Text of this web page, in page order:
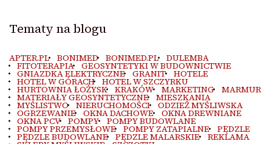
Tematy na blogu
APTER.PL BONIMED BONIMED.PL DULEMBA
FITOTERAPIA GEOSYNTETYKI W BUDOWNICTWIE
GNIAZDKA ELEKTRYCZNE GRANIT HOTELE
HOTEL W GÓRACH HOTEL W SZCZYRKU
HURTOWNIA ŁOŻYSK KRAKÓW MARKETING MARMUR
MATERIAŁY GEOSYNTETYCZNE MIESZKANIA
MYŚLISTWO NIERUCHOMOŚCI ODZIEŻ MYŚLIWSKA
OGRZEWANIE OKNA DACHOWE OKNA DREWNIANE
OKNA PCV POMPY POMPY BUDOWLANE
POMPY PRZEMYSŁOWE POMPY ZATAPIALNE PĘDZLE
PĘDZLE BUDOWLANE PĘDZLE MALARSKIE REKLAMA